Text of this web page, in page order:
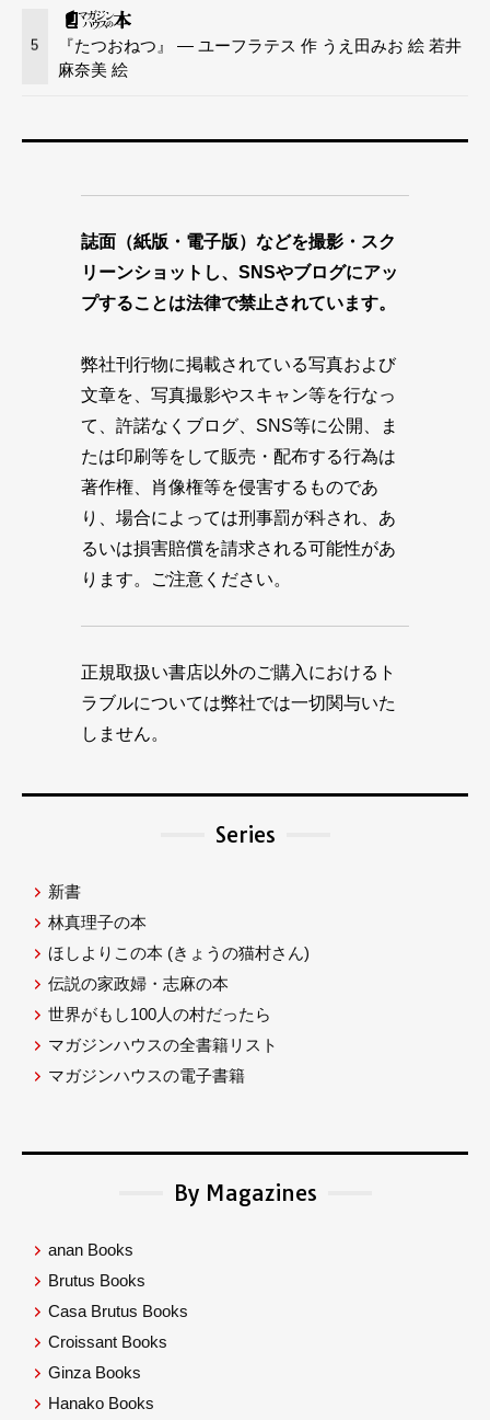
5
『たつおねつ』 — ユーフラテス 作 うえ田みお 絵 若井
麻奈美 絵
誌面（紙版・電子版）などを撮影・スク
リーンショットし、SNSやブログにアッ
プすることは法律で禁止されています。
弊社刊行物に掲載されている写真および
文章を、写真撮影やスキャン等を行なっ
て、許諾なくブログ、SNS等に公開、ま
たは印刷等をして販売・配布する行為は
著作権、肖像権等を侵害するものであ
り、場合によっては刑事罰が科され、あ
るいは損害賠償を請求される可能性があ
ります。ご注意ください。
正規取扱い書店以外のご購入におけるト
ラブルについては弊社では一切関与いた
しません。
Series
新書
林真理子の本
ほしよりこの本 (きょうの猫村さん)
伝説の家政婦・志麻の本
世界がもし100人の村だったら
マガジンハウスの全書籍リスト
マガジンハウスの電子書籍
By Magazines
anan Books
Brutus Books
Casa Brutus Books
Croissant Books
Ginza Books
Hanako Books